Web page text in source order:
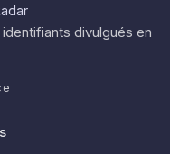
divulgués en